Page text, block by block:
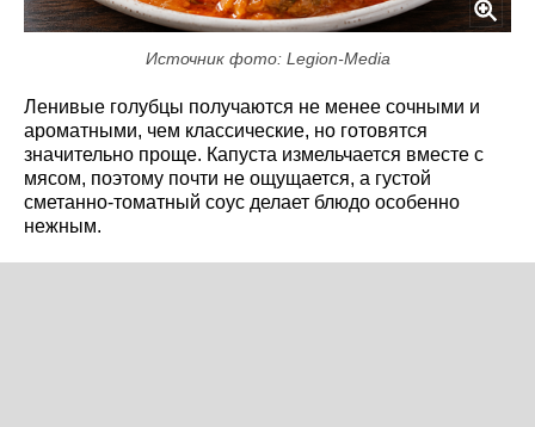
Источник фото: Legion-Media
Ленивые голубцы получаются не менее сочными и
ароматными, чем классические, но готовятся
значительно проще. Капуста измельчается вместе с
мясом, поэтому почти не ощущается, а густой
сметанно-томатный соус делает блюдо особенно
нежным.